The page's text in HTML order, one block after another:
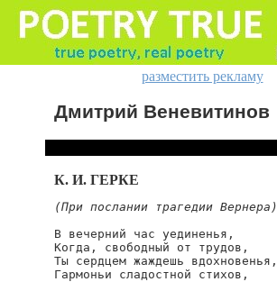
разместить рекламу
Дмитрий Веневитинов
К. И. ГЕРКЕ
(При послании трагедии Вернера)
В вечерний час уединенья,
Когда, свободный от трудов,
Ты сердцем жаждешь вдохновенья,
Гармоньи сладостной стихов,